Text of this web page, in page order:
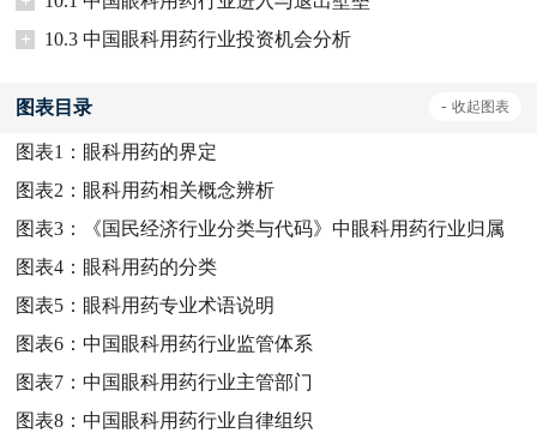
+
10.3 中国眼科用药行业投资机会分析
图表目录 - 收起图表
图表1： 眼科用药的界定
图表2： 眼科用药相关概念辨析
图表3：
《国民经济行业分类与代码》中眼科用药行业归属
图表4： 眼科用药的分类
图表5： 眼科用药专业术语说明
图表6：中国眼科用药行业监管体系
图表7：中国眼科用药行业主管部门
图表8：中国眼科用药行业自律组织